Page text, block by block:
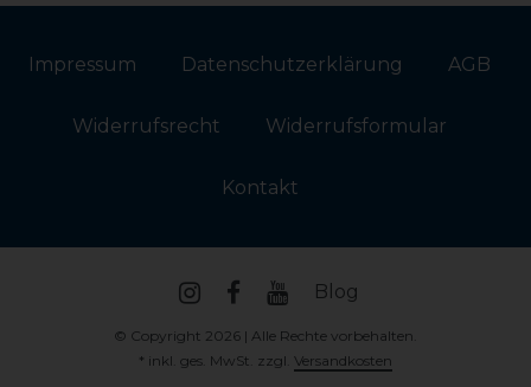
Impressum Daten­schutz­erklärung AGB
Widerrufs­recht Widerrufs­formular
Kontakt
Blog
© Copyright 2026 | Alle Rechte vorbehalten.
* inkl. ges. MwSt. zzgl. Versandkosten